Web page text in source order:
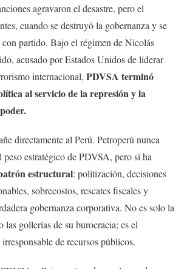
agravaron el desastre, pero el
cuando se destruyó la gobernanza y se
partido. Bajo el régimen de Nicolás
acusado por Estados Unidos de liderar
internacional, PDVSA terminó
al servicio de la represión y la
directamente al Perú. Petroperú nunca
estratégico de PDVSA, pero sí ha
estructural: politización, decisiones
sobrecostos, rescates fiscales y
gobernanza corporativa. No es solo la
las gollerías de su burocracia; es el
de recursos públicos.